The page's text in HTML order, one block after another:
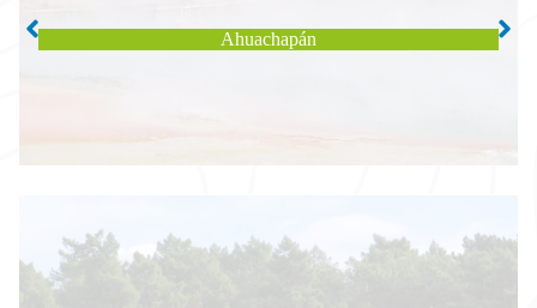
Termales
Ahuachapán